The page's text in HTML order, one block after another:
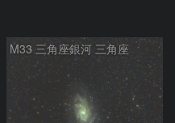
M33 三角座銀河 三角座